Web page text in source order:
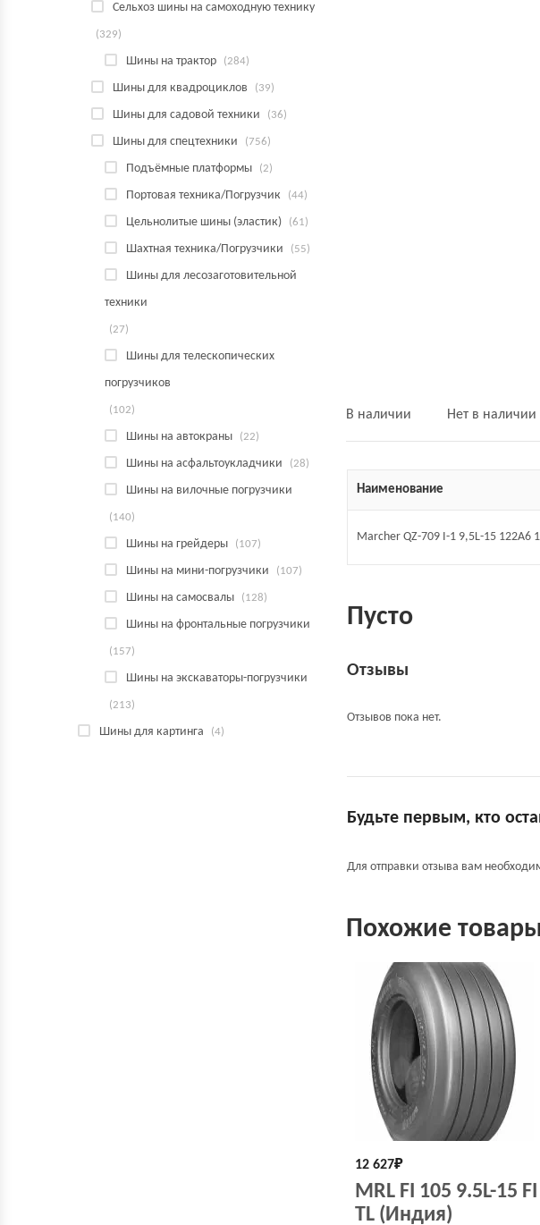
В наличии Нет в наличии
Наименование
Marcher QZ-709 I-1 9,5L-15 122A6
Пусто
Отзывы
Отзывов пока нет.
Будьте первым, кто
Для отправки отзыва вам
Похожие
12 627₽
MRL FI 105 9.5L-15
TL (Индия)
Сельхоз шины на самоходную технику
(329)
Шины на трактор (284)
Шины для квадроциклов (39)
Шины для садовой техники (36)
Шины для спецтехники (756)
Подъёмные платформы (2)
Портовая техника/Погрузчик (44)
Цельнолитые шины (эластик) (61)
Шахтная техника/Погрузчики (55)
Шины для лесозаготовительной
техники
(27)
Шины для телескопических
погрузчиков
(102)
Шины на автокраны (22)
Шины на асфальтоукладчики (28)
Шины на вилочные погрузчики
(140)
Шины на грейдеры (107)
Шины на мини-погрузчики (107)
Шины на самосвалы (128)
Шины на фронтальные погрузчики
(157)
Шины на экскаваторы-погрузчики
(213)
Шины для картинга (4)